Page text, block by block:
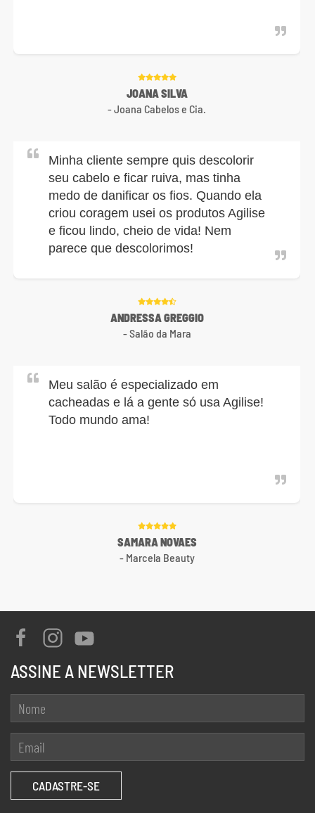
JOANA SILVA
- Joana Cabelos e Cia.
Minha cliente sempre quis descolorir
seu cabelo e ficar ruiva, mas tinha
medo de danificar os fios. Quando ela
criou coragem usei os produtos Agilise
e ficou lindo, cheio de vida! Nem
parece que descolorimos!
ANDRESSA GREGGIO
- Salão da Mara
Meu salão é especializado em
cacheadas e lá a gente só usa Agilise!
Todo mundo ama!
SAMARA NOVAES
- Marcela Beauty
ASSINE A NEWSLETTER